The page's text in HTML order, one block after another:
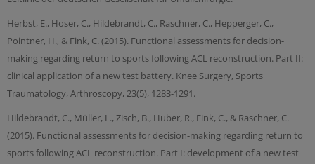
Herbst, E., Hoser, C., Hildebrandt, C., Raschner, C., Hepperger, C.,
Pointner, H., & Fink, C. (2015). Functional assessments for decision-
making regarding return to sports following ACL reconstruction. Part II:
clinical application of a new test battery. Knee Surgery, Sports
Traumatology, Arthroscopy, 23(5), 1283-1291.
Hildebrandt, C., Müller, L., Zisch, B., Huber, R., Fink, C., & Raschner, C.
(2015). Functional assessments for decision-making regarding return to
sports following ACL reconstruction. Part I: development of a new test